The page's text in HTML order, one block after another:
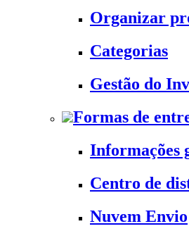
Organizar
Categorias
Gestão do
Formas de
Informações
Centro de
Nuvem Envio